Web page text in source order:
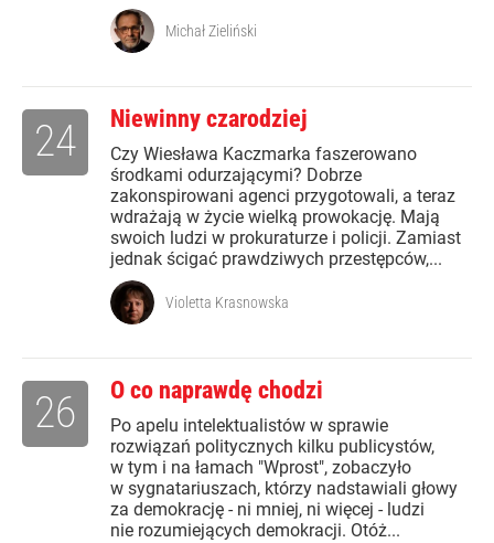
Michał Zieliński
Niewinny czarodziej
Czy Wiesława Kaczmarka faszerowano
środkami odurzającymi? Dobrze
zakonspirowani agenci przygotowali, a teraz
wdrażają w życie wielką prowokację. Mają
swoich ludzi w prokuraturze i policji. Zamiast
jednak ścigać prawdziwych przestępców,...
24
Violetta Krasnowska
O co naprawdę chodzi
Po apelu intelektualistów w sprawie
rozwiązań politycznych kilku publicystów,
w tym i na łamach "Wprost", zobaczyło
w sygnatariuszach, którzy nadstawiali głowy
za demokrację - ni mniej, ni więcej - ludzi
nie rozumiejących demokracji. Otóż...
26